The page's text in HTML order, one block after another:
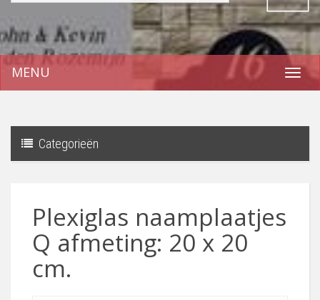
MENU
Categorieën
Plexiglas naamplaatjes
Q afmeting: 20 x 20
cm.